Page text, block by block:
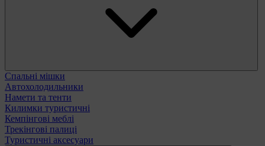
Спальні мішки
Автохолодильники
Намети та тенти
Килимки туристичні
Кемпінгові меблі
Трекінгові палиці
Туристичні аксесуари